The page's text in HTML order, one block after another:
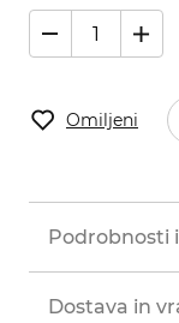
Omiljeni
Podrobnosti
Dostava in